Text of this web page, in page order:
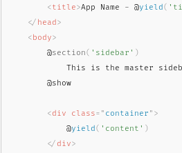
<title>App Name - @yield(
</ head>
<body>
        @
section( 'sidebar' )
This is the master
        @show
<div class= " container " >
            @
yield( 'content' )
</ div>